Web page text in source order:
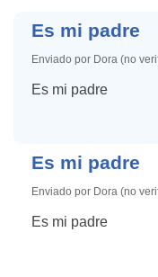
Es mi padre
Enviado por Dora (no
Es mi padre
Es mi padre
Enviado por Dora (no
Es mi padre